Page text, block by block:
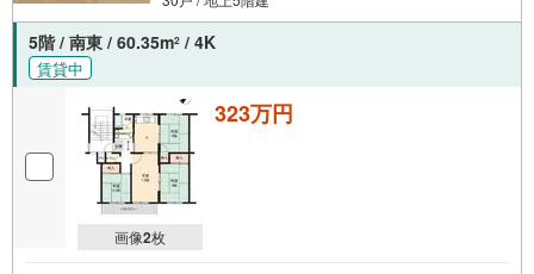
5階 / 南東 / 60.35m2 / 4K
賃貸中
画像2枚
323万円